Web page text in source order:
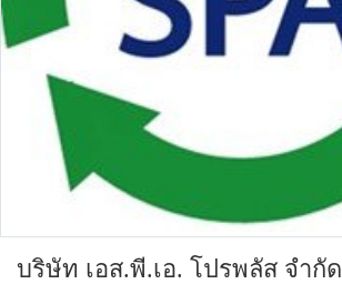
บริษัท เอส.พี.เอ. โปรพลัส จำกัด